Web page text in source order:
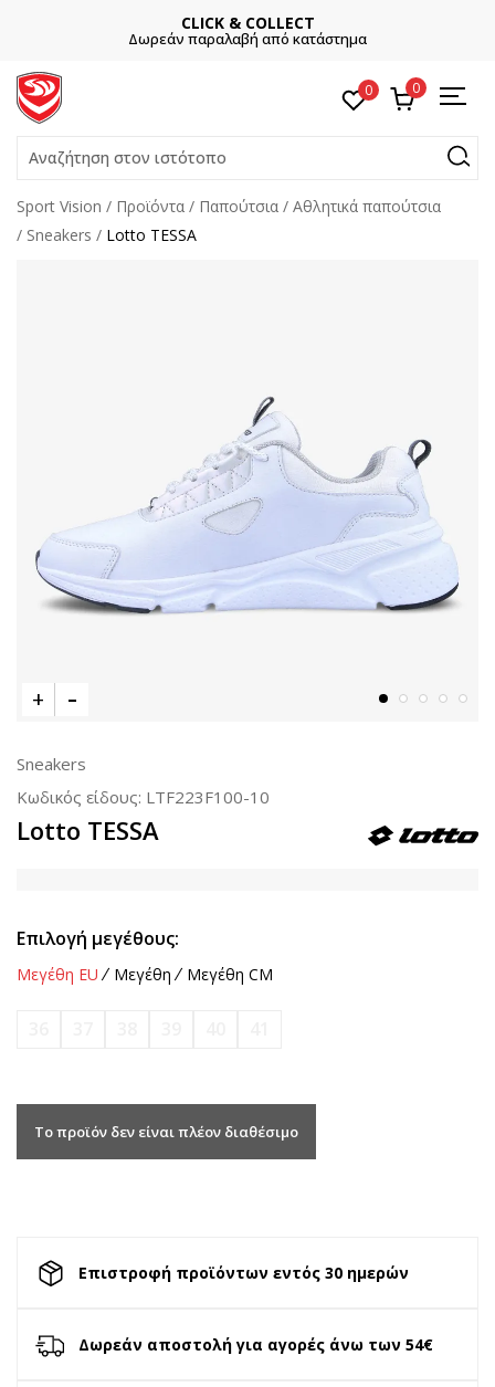
CLICK & COLLECT
Δωρεάν παραλαβή από κατάστημα
0 0
Αναζήτηση στον ιστότοπο
Sport Vision Προϊόντα Παπούτσια
Αθλητικά παπούτσια
Sneakers
Lotto TESSA
Sneakers
Κωδικός είδους: LTF223F100-10
Lotto TESSA
Επιλογή μεγέθους:
Μεγέθη EU Μεγέθη Μεγέθη CM
Το προϊόν δεν είναι πλέον διαθέσιμο
Επιστροφή προϊόντων εντός 30 ημερών
Δωρεάν αποστολή για αγορές άνω των 54€